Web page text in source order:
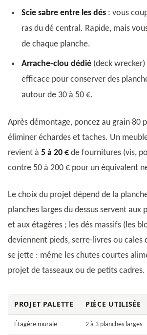
Scie sabre entre les dés : vous
ras du dé central. Rapide, mais
de chaque planche.
Arrache-clou dédié (deck wrecker)
efficace pour conserver des
autour de 30 à 50 €.
Après démontage, poncez au grain 80
éliminer échardes et taches. Un
revient à 5 à 20 € de fournitures (vis,
contre 50 à 200 € pour un équivalent
Le choix du projet dépend de la
planches larges du dessus servent aux
et aux étagères ; les dés massifs (les
deviennent pieds, serre-livres ou cales
se jette : même les chutes courtes
projet de tasseaux ou de petits cadres.
PROJET PALETTE PIÈCE UTILISÉE
Étagère murale 2 à 3 planches larges